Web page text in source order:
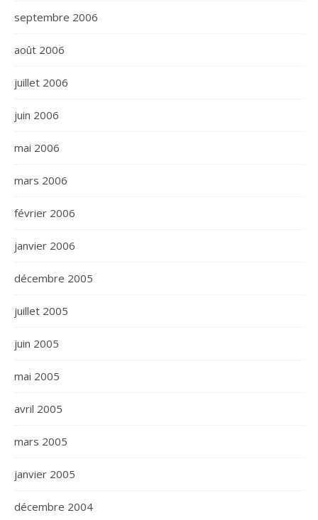
septembre 2006
août 2006
juillet 2006
juin 2006
mai 2006
mars 2006
février 2006
janvier 2006
décembre 2005
juillet 2005
juin 2005
mai 2005
avril 2005
mars 2005
janvier 2005
décembre 2004